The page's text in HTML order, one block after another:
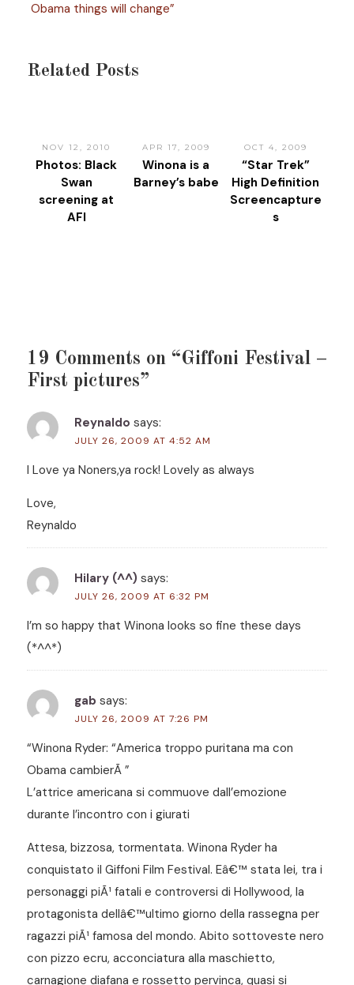
Obama things will change”
Related Posts
NOV 12, 2010
Photos: Black
Swan
screening at
AFI
APR 17, 2009
Winona is a
Barney’s babe
OCT 4, 2009
“Star Trek”
High Definition
Screencapture
s
19 Comments on “Giffoni Festival –
First pictures”
Reynaldo says:
JULY 26, 2009 AT 4:52 AM
I Love ya Noners,ya rock! Lovely as always
Love,
Reynaldo
Hilary (^^) says:
JULY 26, 2009 AT 6:32 PM
I’m so happy that Winona looks so fine these days
(*^^*)
gab says:
JULY 26, 2009 AT 7:26 PM
“Winona Ryder: “America troppo puritana ma con
Obama cambierÃ ”
L’attrice americana si commuove dall’emozione
durante l’incontro con i giurati
Attesa, bizzosa, tormentata. Winona Ryder ha
conquistato il Giffoni Film Festival. Eâ€™ stata lei, tra i
personaggi piÃ¹ fatali e controversi di Hollywood, la
protagonista dellâ€™ultimo giorno della rassegna per
ragazzi piÃ¹ famosa del mondo. Abito sottoveste nero
con pizzo ecru, acconciatura alla maschietto,
carnagione diafana e rossetto pervinca, quasi si